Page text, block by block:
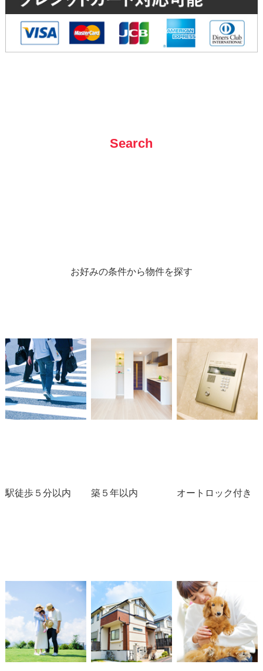
Search
お好みの条件から物件を探す
駅徒歩５分以内 築５年以内 オートロック付き